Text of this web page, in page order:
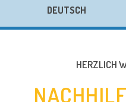
DEUTSCH
HERZLICH